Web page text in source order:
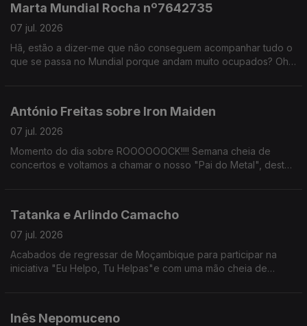
Marta Mundial Rocha nº7642735
07 jul. 2026
Hã, estão a dizer-me que não conseguem acompanhar tudo o
que se passa no Mundial porque andam muito ocupados? Oh
António Freitas sobre Iron Maiden
07 jul. 2026
Momento do dia sobre ROOOOOOCK!!!! Semana cheia de
concertos e voltamos a chamar o nosso "Pai do Metal", desta
Tatanka e Arlindo Camacho
07 jul. 2026
Acabados de regressar de Moçambique para participar na
iniciativa "Eu Helpo, Tu Helpas"e com uma mão cheia de
Inês Nepomuceno